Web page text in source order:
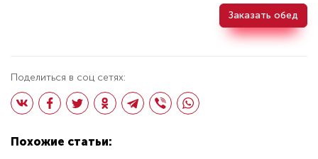
Заказать обед
Поделиться в соц сетях:
Похожие статьи: